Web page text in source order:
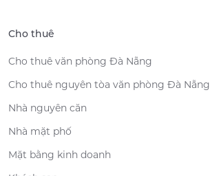
Cho thuê
Cho thuê văn phòng Đà Nẵng
Cho thuê nguyên tòa văn phòng Đà Nẵng
Nhà nguyên căn
Nhà mặt phố
Mặt bằng kinh doanh